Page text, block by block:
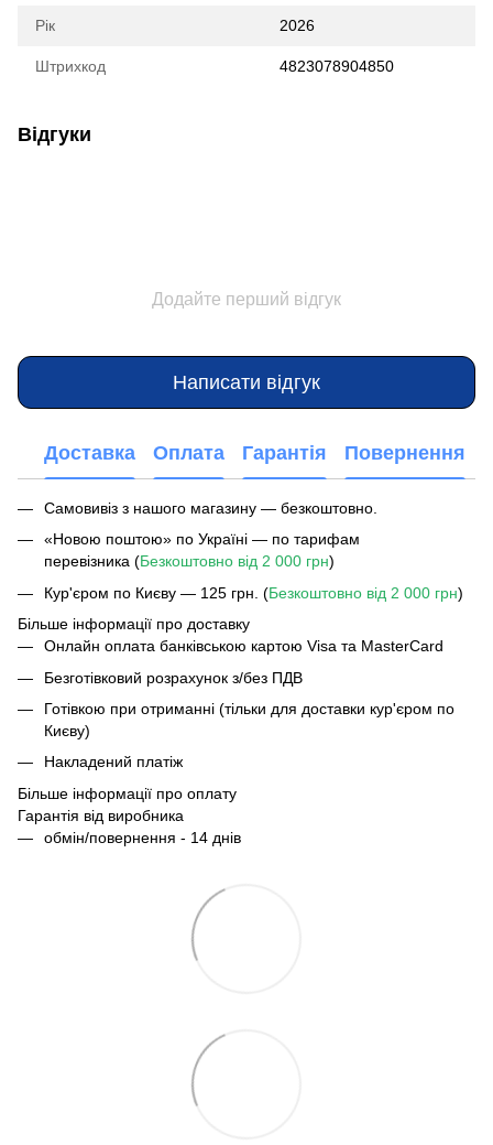
Рік 2026
Штрихкод 4823078904850
Відгуки
Додайте перший відгук
Написати відгук
Доставка Оплата Гарантія Повернення
Самовивіз з нашого магазину — безкоштовно.
«Новою поштою» по Україні — по тарифам
перевізника (Безкоштовно від 2 000 грн)
Кур'єром по Києву — 125 грн. (Безкоштовно від 2 000 грн)
Більше інформації про доставку
Онлайн оплата банківською картою Visa та MasterCard
Безготівковий розрахунок з/без ПДВ
Готівкою при отриманні (тільки для доставки кур'єром по
Києву)
Накладений платіж
Більше інформації про оплату
Гарантія від виробника
обмін/повернення - 14 днів